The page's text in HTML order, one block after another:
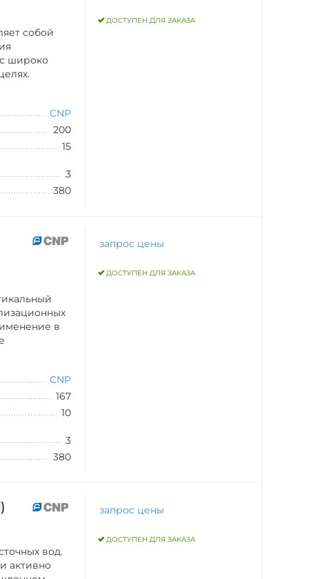
собой
широко
CNP
200
15
3
380
ДОСТУПЕН ДЛЯ ЗАКАЗА
в
CNP
167
10
3
380
запрос цены
ДОСТУПЕН ДЛЯ ЗАКАЗА
вод.
активно
запрос цены
ДОСТУПЕН ДЛЯ ЗАКАЗА